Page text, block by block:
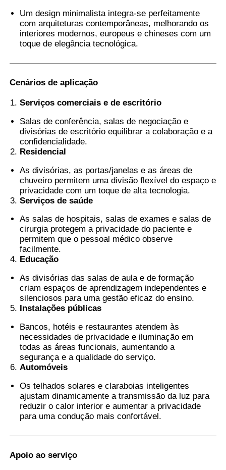
Um design minimalista integra-se perfeitamente
com arquiteturas contemporâneas, melhorando os
interiores modernos, europeus e chineses com um
toque de elegância tecnológica.
Cenários de aplicação
Serviços comerciais e de escritório
Salas de conferência, salas de negociação e
divisórias de escritório equilibrar a colaboração e a
confidencialidade.
Residencial
As divisórias, as portas/janelas e as áreas de
chuveiro permitem uma divisão flexível do espaço e
privacidade com um toque de alta tecnologia.
Serviços de saúde
As salas de hospitais, salas de exames e salas de
cirurgia protegem a privacidade do paciente e
permitem que o pessoal médico observe
facilmente.
Educação
As divisórias das salas de aula e de formação
criam espaços de aprendizagem independentes e
silenciosos para uma gestão eficaz do ensino.
Instalações públicas
Bancos, hotéis e restaurantes atendem às
necessidades de privacidade e iluminação em
todas as áreas funcionais, aumentando a
segurança e a qualidade do serviço.
Automóveis
Os telhados solares e claraboias inteligentes
ajustam dinamicamente a transmissão da luz para
reduzir o calor interior e aumentar a privacidade
para uma condução mais confortável.
Apoio ao serviço